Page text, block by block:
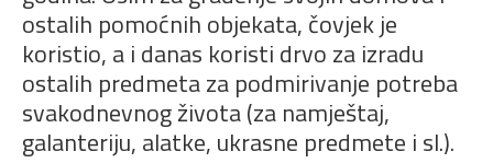
ostalih pomoćnih objekata, čovjek je
koristio, a i danas koristi drvo za izradu
ostalih predmeta za podmirivanje potreba
svakodnevnog života (za namještaj,
galanteriju, alatke, ukrasne predmete i sl.).